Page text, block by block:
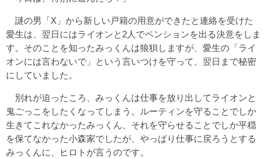
謎の男「X」から新しい戸籍の用意ができたと連絡を受けた
愛生は、翌日にはライオンと2人でペンションを出る決意をしま
す。そのことを知ったみっくんは狼狽しますが、愛生の「ライ
オンには言わないで」という言いつけを守って、翌日まで秘密
にしていました。
別れが迫ったころ、みっくんは仕事を放り出してライオンと
鬼ごっこをしたくなってしまう。ルーティンを守ることでしか
生きてこれなかったみっくん、それを守らせることでしか平穏
を保てなかった小森家でしたが、やっぱり仕事に戻ろうとする
みっくんに、ヒロトが言うのです。